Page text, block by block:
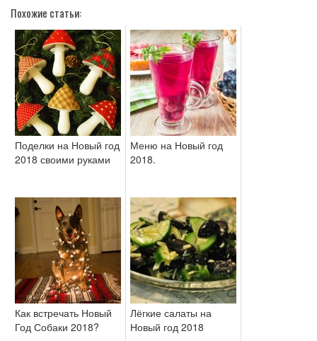
Похожие статьи:
Поделки на Новый год
2018 своими руками
Меню на Новый год
2018.
Как встречать Новый
Год Собаки 2018?
Лёгкие салаты на
Новый год 2018